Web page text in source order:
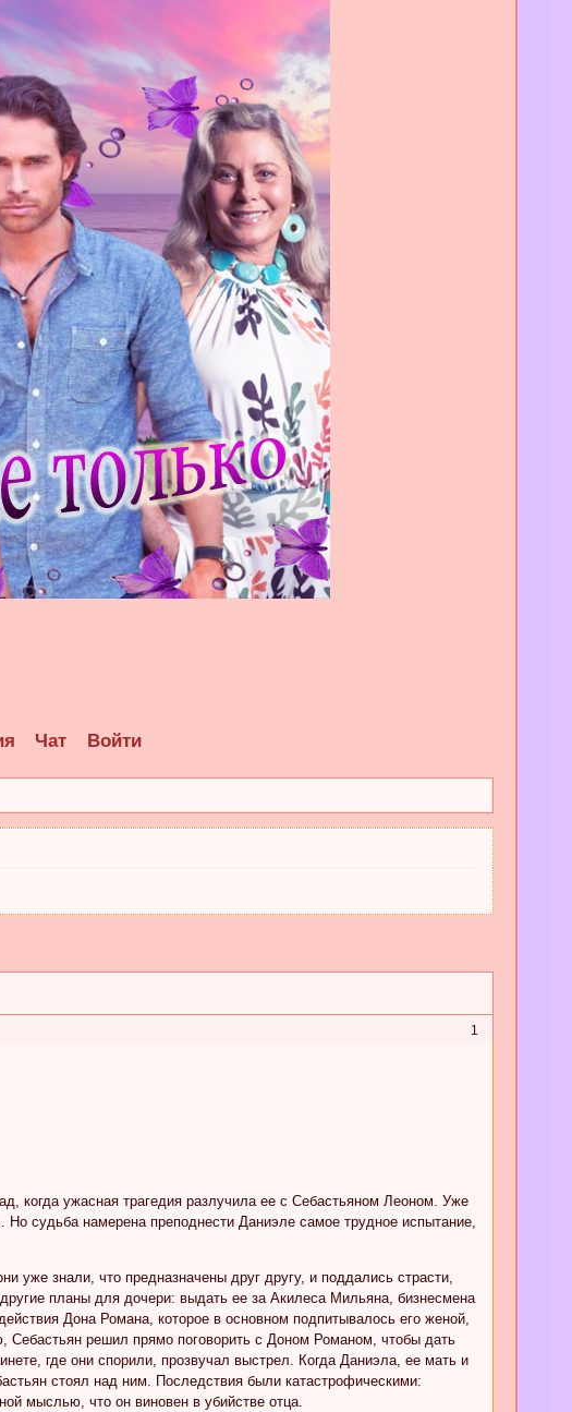
Чат Войти
1
когда ужасная трагедия разлучила ее с Себастьяном Леоном. Уже
судьба намерена преподнести Даниэле самое трудное испытание,
уже знали, что предназначены друг другу, и поддались страсти,
планы для дочери: выдать ее за Акилеса Мильяна, бизнесмена
Дона Романа, которое в основном подпитывалось его женой,
Себастьян решил прямо поговорить с Доном Романом, чтобы дать
где они спорили, прозвучал выстрел. Когда Даниэла, ее мать и
стоял над ним. Последствия были катастрофическими:
мыслью, что он виновен в убийстве отца.